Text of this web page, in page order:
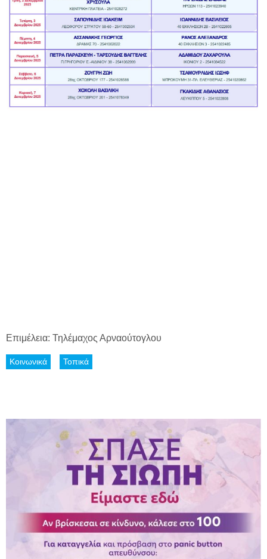
Επιμέλεια: Τηλέμαχος Αρναούτογλου
Κοινωνικά Τοπικά